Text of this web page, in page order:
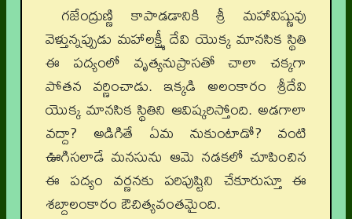
గజేంద్రుణ్ణి కాపాడడానికి శ్రీ మహావిష్ణువు
వెళ్తున్నప్పుడు మహాలక్ష్మీ దేవి యొక్క మానసిక స్థితి
ఈ పద్యంలో వృత్యనుప్రాసతో చాలా చక్కగా
పోతన వర్ణించాడు. ఇక్కడి అలంకారం శ్రీదేవి
యొక్క మానసిక స్థితిని ఆవిష్కరిస్తోంది. అడగాలా
వద్దా? అడిగితే ఏమ నుకుంటాడో? వంటి
ఊగిసలాడే మనసును ఆమె నడకలో చూపించిన
ఈ పద్యం వర్ణనకు పరిపుష్టిని చేకూరుస్తూ ఈ
శబ్దాలంకారం ఔచిత్యవంతమైంది.